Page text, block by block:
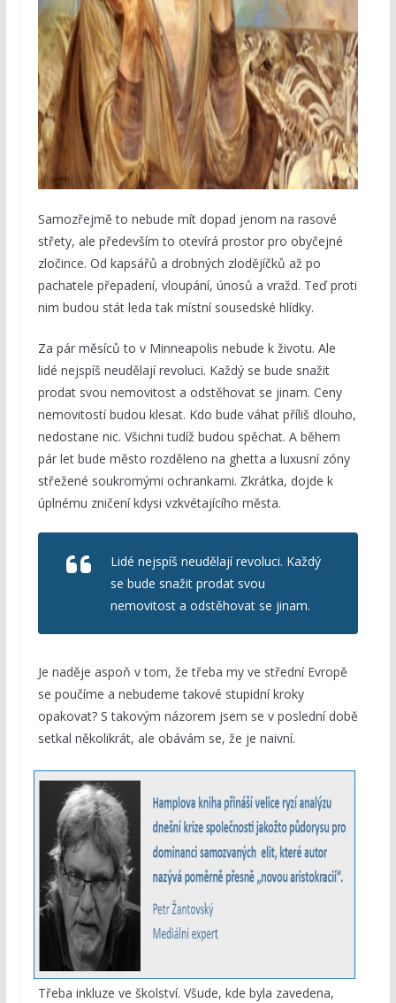
Samozřejmě to nebude mít dopad jenom na rasové
střety, ale především to otevírá prostor pro obyčejné
zločince. Od kapsářů a drobných zlodějíčků až po
pachatele přepadení, vloupání, únosů a vražd. Teď proti
nim budou stát leda tak místní sousedské hlídky.
Za pár měsíců to v Minneapolis nebude k životu. Ale
lidé nejspíš neudělají revoluci. Každý se bude snažit
prodat svou nemovitost a odstěhovat se jinam. Ceny
nemovitostí budou klesat. Kdo bude váhat příliš dlouho,
nedostane nic. Všichni tudíž budou spěchat. A během
pár let bude město rozděleno na ghetta a luxusní zóny
střežené soukromými ochrankami. Zkrátka, dojde k
úplnému zničení kdysi vzkvétajícího města.
Lidé nejspíš neudělají revoluci. Každý
se bude snažit prodat svou
nemovitost a odstěhovat se jinam.
Je naděje aspoň v tom, že třeba my ve střední Evropě
se poučíme a nebudeme takové stupidní kroky
opakovat? S takovým názorem jsem se v poslední době
setkal několikrát, ale obávám se, že je naivní.
Třeba inkluze ve školství. Všude, kde byla zavedena,